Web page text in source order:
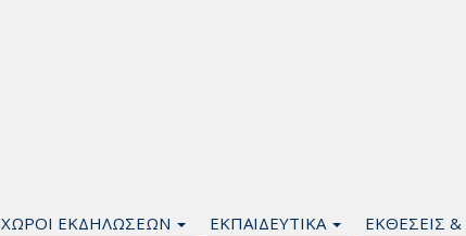
ΧΩΡΟΙ ΕΚΔΗΛΩΣΕΩΝ ΕΚΠΑΙΔΕΥΤΙΚΑ
ΕΚΘΕΣΕΙΣ